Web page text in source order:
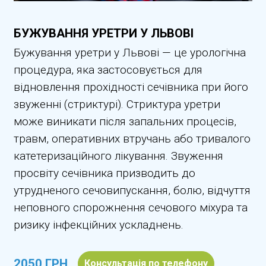
БУЖУВАННЯ УРЕТРИ У ЛЬВОВІ
Бужування уретри у Львові — це урологічна
процедура, яка застосовується для
відновлення прохідності сечівника при його
звуженні (стриктурі). Стриктура уретри
може виникати після запальних процесів,
травм, оперативних втручань або тривалого
катетеризаційного лікування. Звуження
просвіту сечівника призводить до
утрудненого сечовипускання, болю, відчуття
неповного спорожнення сечового міхура та
ризику інфекційних ускладнень.
Консультація по телефону